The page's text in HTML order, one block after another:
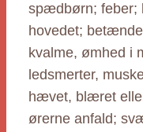
spædbørn; feber;
hovedet;
kvalme, ømhed i
ledsmerter,
hævet, blæret
ørerne anfald;